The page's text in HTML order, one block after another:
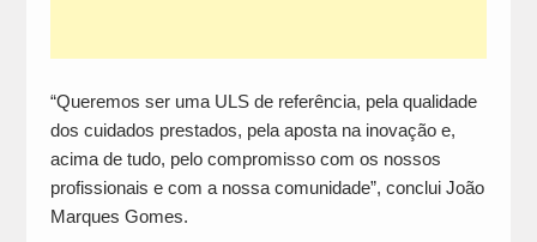
“Queremos ser uma ULS de referência, pela qualidade
dos cuidados prestados, pela aposta na inovação e,
acima de tudo, pelo compromisso com os nossos
profissionais e com a nossa comunidade”, conclui João
Marques Gomes.